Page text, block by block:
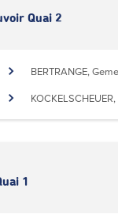
Quai 2
BERTRANGE,
1